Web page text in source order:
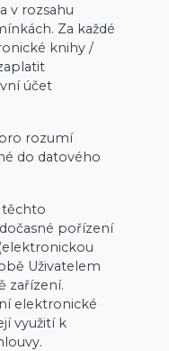
v rozsahu
Za každé
knihy /
účet
rozumí
do datového
těchto
pořízení
Uživatelem
zařízení.
elektronické
využití k